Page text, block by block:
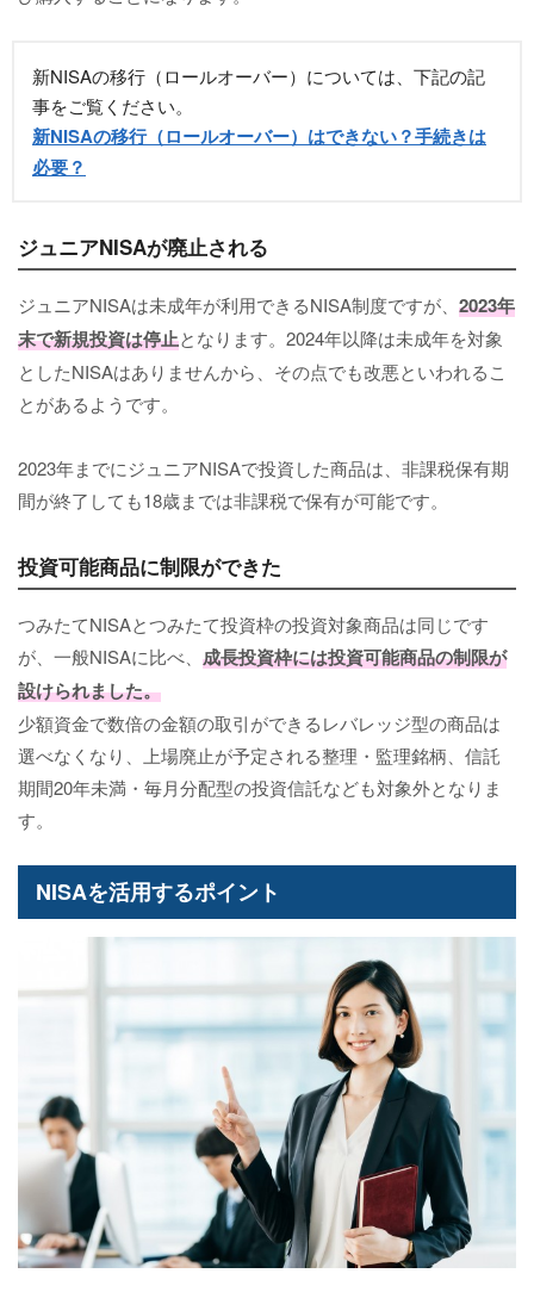
新NISAの移行（ロールオーバー）については、下記の記
事をご覧ください。
新NISAの移行（ロールオーバー）はできない？手続きは
必要？
ジュニアNISAが廃止される
ジュニアNISAは未成年が利用できるNISA制度ですが、 2023年
末で新規投資は停止となります。2024年以降は未成年を対象
としたNISAはありませんから、その点でも改悪といわれるこ
とがあるようです。
2023年までにジュニアNISAで投資した商品は、非課税保有期
間が終了しても18歳までは非課税で保有が可能です。
投資可能商品に制限ができた
つみたてNISAとつみたて投資枠の投資対象商品は同じです
が、一般NISAに比べ、 成長投資枠には投資可能商品の制限が
設けられました。
少額資金で数倍の金額の取引ができるレバレッジ型の商品は
選べなくなり、上場廃止が予定される整理・監理銘柄、信託
期間20年未満・毎月分配型の投資信託なども対象外となりま
す。
NISAを活用するポイント